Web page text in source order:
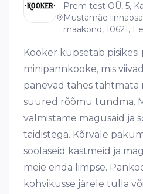
Prem test OÜ, 5,
Mustamäe
maakond, 10621,
Kooker küpsetab pisikesi
minipannkooke, mis
panevad tahes tahtmata
suured rõõmu tundma.
valmistame magusaid ja
täidistega. Kõrvale
soolaseid kastmeid ja
meie enda limpse.
kohvikusse järele tulla